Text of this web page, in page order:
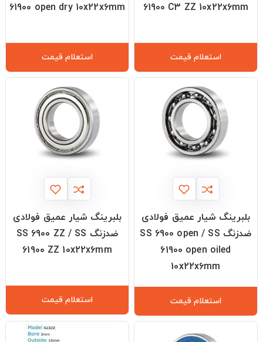
61900 C3 ZZ 10x22x6mm
استعلام قیمت
61900 open dry 10x22x6mm
استعلام قیمت
بلبرینگ شیار عمیق فولادی
ضدزنگ SS 6900 open / SS
61900 open oiled
10x22x6mm
استعلام قیمت
بلبرینگ شیار عمیق فولادی
ضدزنگ SS 6900 ZZ / SS
61900 ZZ 10x22x6mm
استعلام قیمت